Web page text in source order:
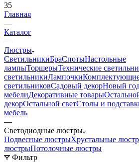
35
Главная
—
Каталог
—
Люстры
СветильникиБраСпотыНастольные
лампыТоршерыТехнические
светильникиЛампочки
светильниковСадовый декорНовый
мебелиДекоративные товары
декорОстальной светСтолы и
мебель
—
Светодиодные люстры
Подвесные люстрыХрустальные
люстрыПотолочные люстры
Фильтр